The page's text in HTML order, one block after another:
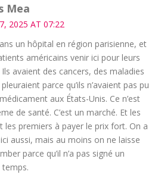
Mea
2025 AT 07:22
un hôpital en région parisienne, et
américains venir ici pour leurs
avaient des cancers, des maladies
parce qu’ils n’avaient pas pu
aux États-Unis. Ce n’est
de santé. C’est un marché. Et les
les premiers à payer le prix fort. On a
aussi, mais au moins on ne laisse
parce qu’il n’a pas signé un